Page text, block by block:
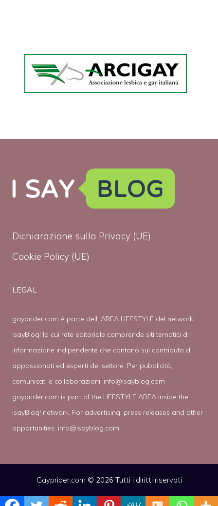
Dichiarazione sulla Privacy (UE)
Cookie Policy (UE)
LEGAL
gayprider.com è parte dell' AREA LIFESTYLE del network
IsayBlog! la cui rete editoriale comprende siti tematici di
informazione indipendente che contano sul contributo di
appassionati ed esperti del settore. Per pubblicità,
comunicati e collaborazioni: info@isayblog.com
gayprider.com is part of the LIFESTYLE AREA inside the
IsayBlog! network. For advertising, press releases and other
opportunities: info@isayblog.com
Gayprider.com © 2026 Tutti i diritti riservati